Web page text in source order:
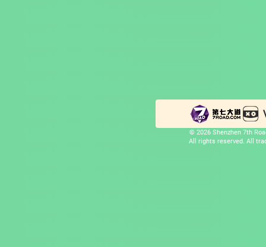
© 2026 Shenzhen 7th
All rights reserved. All